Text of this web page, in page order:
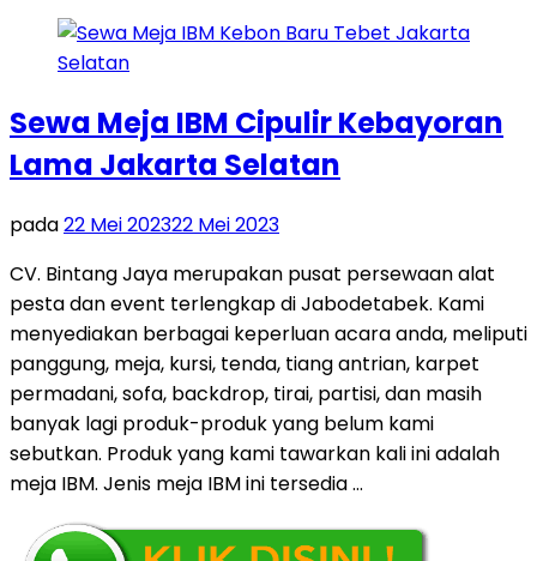
Sewa Meja IBM Cipulir Kebayoran
Lama Jakarta Selatan
pada22 Mei 202322 Mei 2023
CV. Bintang Jaya merupakan pusat persewaan alat
pesta dan event terlengkap di Jabodetabek. Kami
menyediakan berbagai keperluan acara anda, meliputi
panggung, meja, kursi, tenda, tiang antrian, karpet
permadani, sofa, backdrop, tirai, partisi, dan masih
banyak lagi produk-produk yang belum kami
sebutkan. Produk yang kami tawarkan kali ini adalah
meja IBM. Jenis meja IBM ini tersedia …